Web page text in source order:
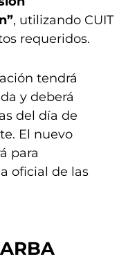
, utilizando CUIT
requeridos.
tendrá
y deberá
del día de
El nuevo
para
oficial de las